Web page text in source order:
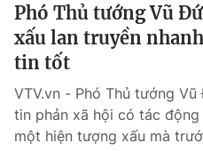
Phó Thủ tướng Vũ
xấu lan truyền
tin tốt
VTV.vn - Phó Thủ tướng
tin phản xã hội có tác
một hiện tượng xấu mà